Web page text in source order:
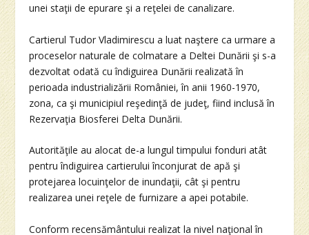
unei staţii de epurare şi a reţelei de canalizare.
Cartierul Tudor Vladimirescu a luat naştere ca urmare a
proceselor naturale de colmatare a Deltei Dunării şi s-a
dezvoltat odată cu îndiguirea Dunării realizată în
perioada industrializării României, în anii 1960-1970,
zona, ca şi municipiul reşedinţă de judeţ, fiind inclusă în
Rezervaţia Biosferei Delta Dunării.
Autorităţile au alocat de-a lungul timpului fonduri atât
pentru îndiguirea cartierului înconjurat de apă şi
protejarea locuinţelor de inundaţii, cât şi pentru
realizarea unei reţele de furnizare a apei potabile.
Conform recensământului realizat la nivel naţional în